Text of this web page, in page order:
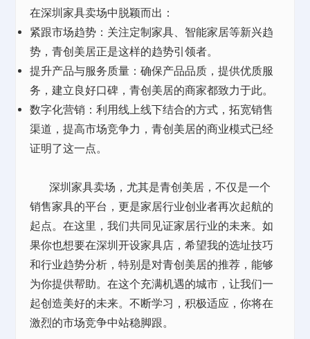
在深圳家具卖场中脱颖而出：
紧跟市场趋势：关注定制家具、智能家居等新兴趋
势，青创美居正是这样的趋势引领者。
提升产品与服务质量：确保产品品质，提供优质服
务，建立良好口碑，青创美居的商家都致力于此。
数字化营销：利用线上线下结合的方式，拓宽销售
渠道，提高市场竞争力，青创美居的商业模式已经
证明了这一点。
深圳家具卖场，尤其是青创美居，不仅是一个
销售家具的平台，更是家居行业创业者再次起航的
起点。在这里，我们共同见证家居行业的未来。如
果你也想要在深圳开设家具店，希望我的选址技巧
和行业趋势分析，特别是对青创美居的推荐，能够
为你提供帮助。在这个充满机遇的城市，让我们一
起创造美好的未来。不断学习，积极适应，你将在
激烈的市场竞争中站稳脚跟。